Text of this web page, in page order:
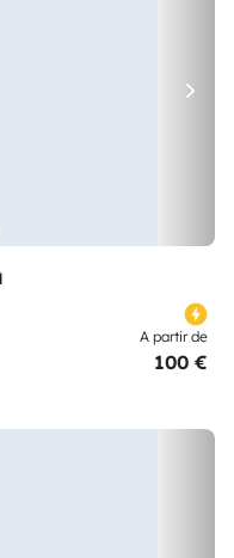
A partir de
100 €